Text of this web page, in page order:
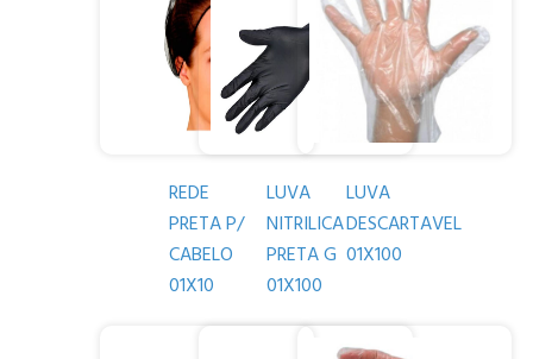
REDE
PRETA P/
CABELO
01X10
LUVA
NITRILICA
PRETA G
01X100
LUVA
DESCARTAVEL
01X100